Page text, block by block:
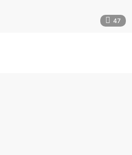
47